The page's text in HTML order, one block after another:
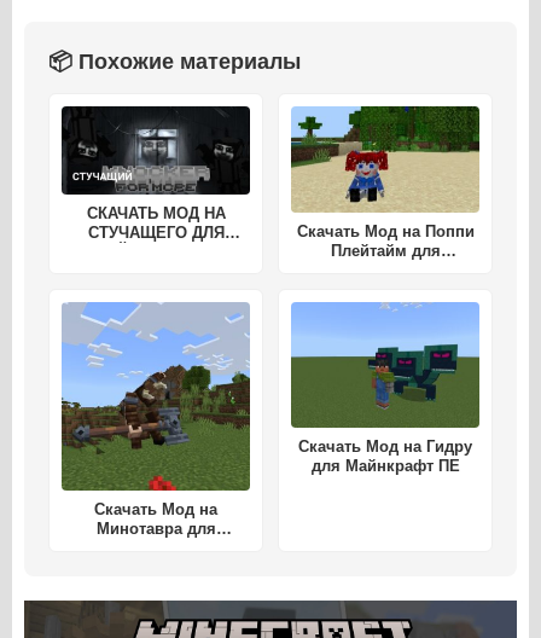
📦 Похожие материалы
СКАЧАТЬ МОД НА
СТУЧАЩЕГО ДЛЯ
Скачать Мод на Поппи
Плейтайм для
Скачать Мод на
Минотавра для
Скачать Мод на Гидру
для Майнкрафт ПЕ